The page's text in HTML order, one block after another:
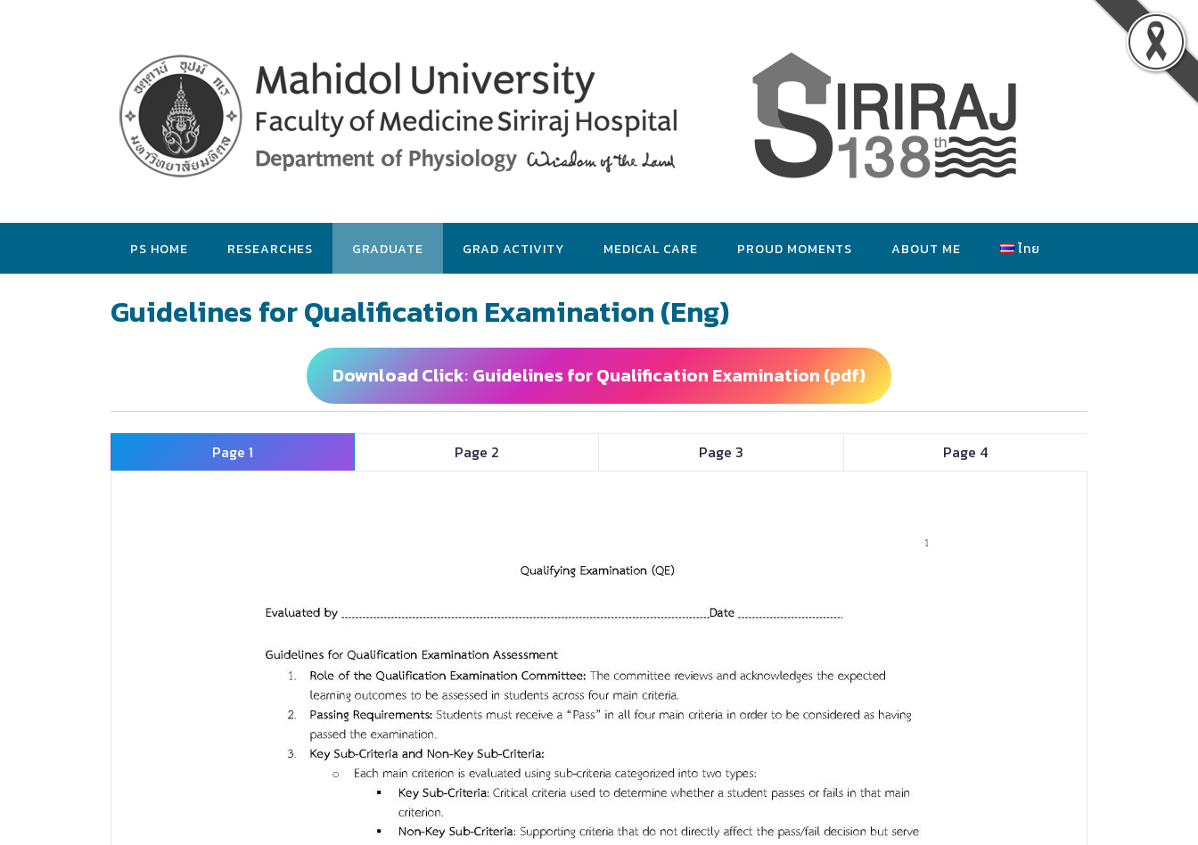
PS HOME RESEARCHES GRADUATE GRAD ACTIVITY MEDICAL CARE PROUD MOMENTS ABOUT ME ไทย
Guidelines for Qualification Examination (Eng)
Download Click: Guidelines for Qualification Examination (pdf)
Page 1 Page 2 Page 3 Page 4